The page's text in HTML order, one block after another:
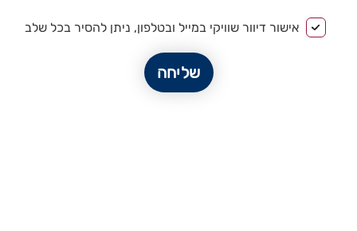
אישור דיוור שוויקי במייל ובטלפון, ניתן להסיר בכל שלב
שליחה